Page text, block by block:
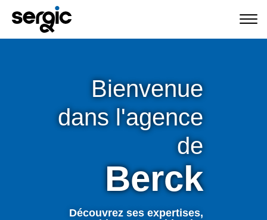
Bienvenue
dans l'agence
de
Berck
Découvrez ses expertises,